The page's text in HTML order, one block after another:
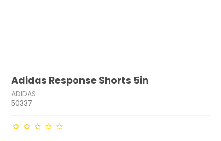
Adidas Response Shorts 5in
ADIDAS
50337